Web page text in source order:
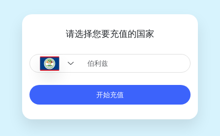
请选择您要充值的国家
开始充值